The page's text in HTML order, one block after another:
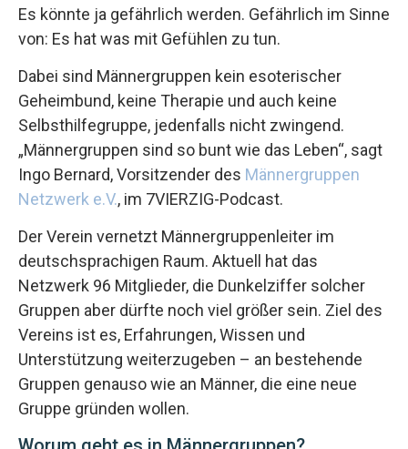
Es könnte ja gefährlich werden. Gefährlich im Sinne
von: Es hat was mit Gefühlen zu tun.
Dabei sind Männergruppen kein esoterischer
Geheimbund, keine Therapie und auch keine
Selbsthilfegruppe, jedenfalls nicht zwingend.
„Männergruppen sind so bunt wie das Leben“, sagt
Ingo Bernard, Vorsitzender des Männergruppen
Netzwerk e.V., im 7VIERZIG-Podcast.
Der Verein vernetzt Männergruppenleiter im
deutschsprachigen Raum. Aktuell hat das
Netzwerk 96 Mitglieder, die Dunkelziffer solcher
Gruppen aber dürfte noch viel größer sein. Ziel des
Vereins ist es, Erfahrungen, Wissen und
Unterstützung weiterzugeben – an bestehende
Gruppen genauso wie an Männer, die eine neue
Gruppe gründen wollen.